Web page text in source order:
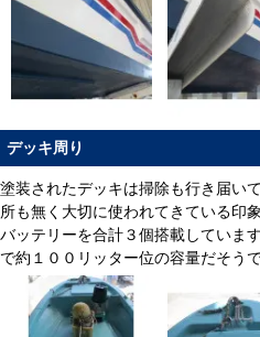
デッキ周り
塗装されたデッキは掃除も行き届い
所も無く大切に使われてきている印
バッテリーを合計３個搭載していま
で約１００リッター位の容量だそうで